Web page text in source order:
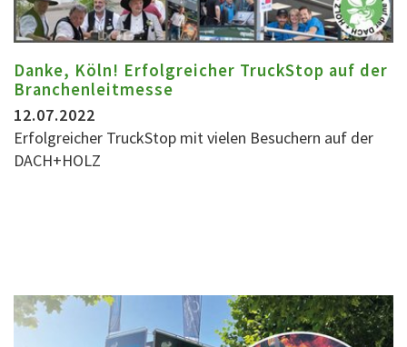
Danke, Köln! Erfolgreicher TruckStop auf der
Branchenleitmesse
12.07.2022
Erfolgreicher TruckStop mit vielen Besuchern auf der
DACH+HOLZ